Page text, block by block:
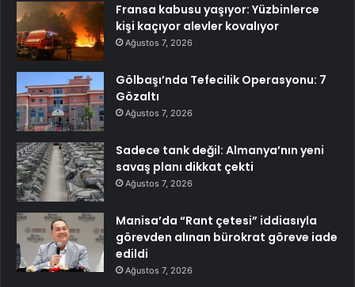
Fransa kabusu yaşıyor: Yüzbinlerce
kişi kaçıyor alevler kovalıyor
Ağustos 7, 2026
Gölbaşı’nda Tefecilik Operasyonu: 7
Gözaltı
Ağustos 7, 2026
Sadece tank değil: Almanya’nın yeni
savaş planı dikkat çekti
Ağustos 7, 2026
Manisa’da “Rant çetesi” iddiasıyla
görevden alınan bürokrat göreve iade
edildi
Ağustos 7, 2026